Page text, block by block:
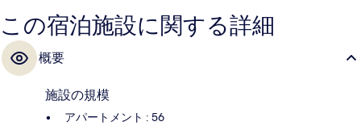
この宿泊施設に関する詳細
概要
施設の規模
アパートメント : 56